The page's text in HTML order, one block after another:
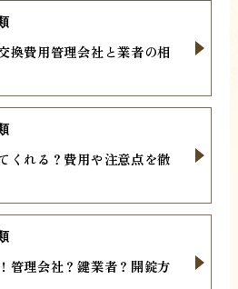
換費用管理会社と業者の相
くれる？費用や注意点を徹
管理会社？鍵業者？開錠方